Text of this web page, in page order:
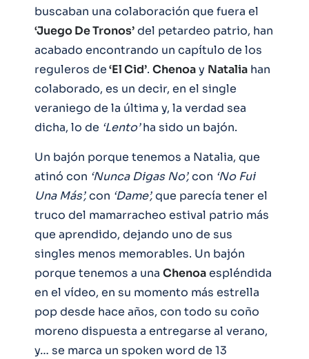
buscaban una colaboración que fuera el
‘Juego De Tronos’del petardeo patrio, han
acabado encontrando un capítulo de los
reguleros de‘El Cid’. Chenoay Natalia han
colaborado, es un decir, en el single
veraniego de la última y, la verdad sea
dicha, lo de ‘Lento’ha sido un bajón.
Un bajón porque tenemos a Natalia, que
atinó con ‘Nunca Digas No’,con ‘No Fui
Una Más’,con ‘Dame’,que parecía tener el
truco del mamarracheo estival patrio más
que aprendido, dejando uno de sus
singles menos memorables. Un bajón
porque tenemos a una Chenoaespléndida
en el vídeo, en su momento más estrella
pop desde hace años, con todo su coño
moreno dispuesta a entregarse al verano,
y… se marca un spoken word de 13